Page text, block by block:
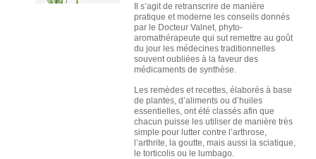
Il s’agit de retranscrire de manière
pratique et moderne les conseils donnés
par le Docteur Valnet, phyto-
aromathérapeute qui sut remettre au goût
du jour les médecines traditionnelles
souvent oubliées à la faveur des
médicaments de synthèse.
Les remèdes et recettes, élaborés à base
de plantes, d’aliments ou d’huiles
essentielles, ont été classés afin que
chacun puisse les utiliser de manière très
simple pour lutter contre l’arthrose,
l’arthrite, la goutte, mais aussi la sciatique,
le torticolis ou le lumbago.